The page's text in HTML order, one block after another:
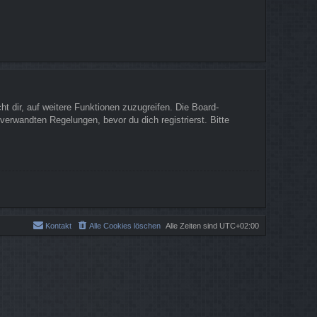
dir, auf weitere Funktionen zuzugreifen. Die Board-
Regelungen, bevor du dich registrierst. Bitte
Alle Zeiten sind UTC+02:00
Alle Cookies löschen
Kontakt